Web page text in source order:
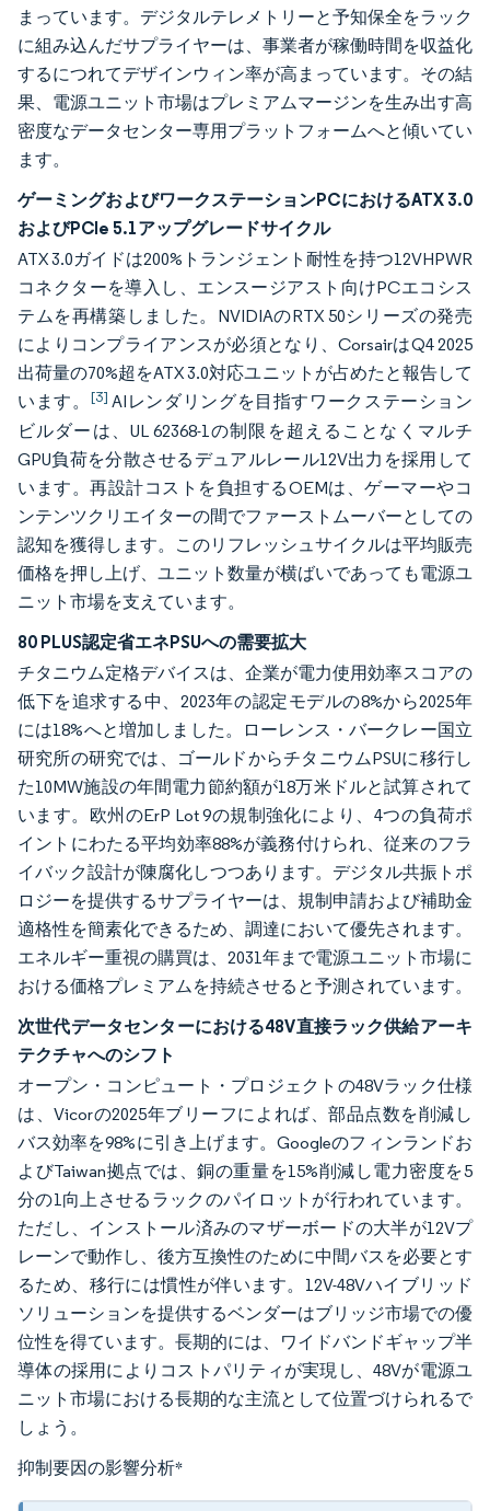
まっています。デジタルテレメトリーと予知保全をラック
に組み込んだサプライヤーは、事業者が稼働時間を収益化
するにつれてデザインウィン率が高まっています。その結
果、電源ユニット市場はプレミアムマージンを生み出す高
密度なデータセンター専用プラットフォームへと傾いてい
ます。
ゲーミングおよびワークステーションPCにおけるATX 3.0
およびPCIe 5.1アップグレードサイクル
ATX 3.0ガイドは200%トランジェント耐性を持つ12VHPWR
コネクターを導入し、エンスージアスト向けPCエコシス
テムを再構築しました。NVIDIAのRTX 50シリーズの発売
によりコンプライアンスが必須となり、CorsairはQ4 2025
出荷量の70%超をATX 3.0対応ユニットが占めたと報告して
います。 [3] AIレンダリングを目指すワークステーション
ビルダーは、UL 62368-1の制限を超えることなくマルチ
GPU負荷を分散させるデュアルレール12V出力を採用して
います。再設計コストを負担するOEMは、ゲーマーやコ
ンテンツクリエイターの間でファーストムーバーとしての
認知を獲得します。このリフレッシュサイクルは平均販売
価格を押し上げ、ユニット数量が横ばいであっても電源ユ
ニット市場を支えています。
80 PLUS認定省エネPSUへの需要拡大
チタニウム定格デバイスは、企業が電力使用効率スコアの
低下を追求する中、2023年の認定モデルの8%から2025年
には18%へと増加しました。ローレンス・バークレー国立
研究所の研究では、ゴールドからチタニウムPSUに移行し
た10MW施設の年間電力節約額が18万米ドルと試算されて
います。欧州のErP Lot 9の規制強化により、4つの負荷ポ
イントにわたる平均効率88%が義務付けられ、従来のフラ
イバック設計が陳腐化しつつあります。デジタル共振トポ
ロジーを提供するサプライヤーは、規制申請および補助金
適格性を簡素化できるため、調達において優先されます。
エネルギー重視の購買は、2031年まで電源ユニット市場に
おける価格プレミアムを持続させると予測されています。
次世代データセンターにおける48V直接ラック供給アーキ
テクチャへのシフト
オープン・コンピュート・プロジェクトの48Vラック仕様
は、Vicorの2025年ブリーフによれば、部品点数を削減し
バス効率を98%に引き上げます。Googleのフィンランドお
よびTaiwan拠点では、銅の重量を15%削減し電力密度を5
分の1向上させるラックのパイロットが行われています。
ただし、インストール済みのマザーボードの大半が12Vプ
レーンで動作し、後方互換性のために中間バスを必要とす
るため、移行には慣性が伴います。12V-48Vハイブリッド
ソリューションを提供するベンダーはブリッジ市場での優
位性を得ています。長期的には、ワイドバンドギャップ半
導体の採用によりコストパリティが実現し、48Vが電源ユ
ニット市場における長期的な主流として位置づけられるで
しょう。
抑制要因の影響分析*